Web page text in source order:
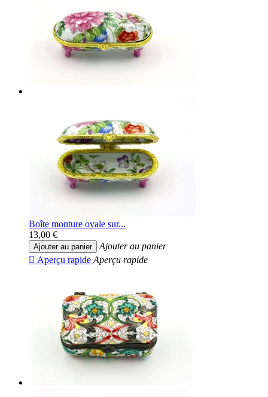
Boîte monture ovale sur...
13,00 €
Ajouter au panier
Ajouter au panier
 Aperçu rapide Aperçu rapide